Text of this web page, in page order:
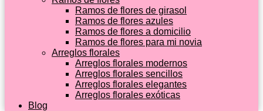
Ramos de flores de girasol
Ramos de flores azules
Ramos de flores a domicilio
Ramos de flores para mi novia
Arreglos florales
Arreglos florales modernos
Arreglos florales sencillos
Arreglos florales elegantes
Arreglos florales exóticas
Blog